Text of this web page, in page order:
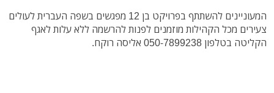
המעוניינים להשתתף בפרויקט בן 12 מפגשים בשפה העברית לעולים
צעירים מכל הקהילות מוזמנים לפנות להרשמה ללא עלות לאגף
הקליטה בטלפון 050-7899238 אליסה רוקח.